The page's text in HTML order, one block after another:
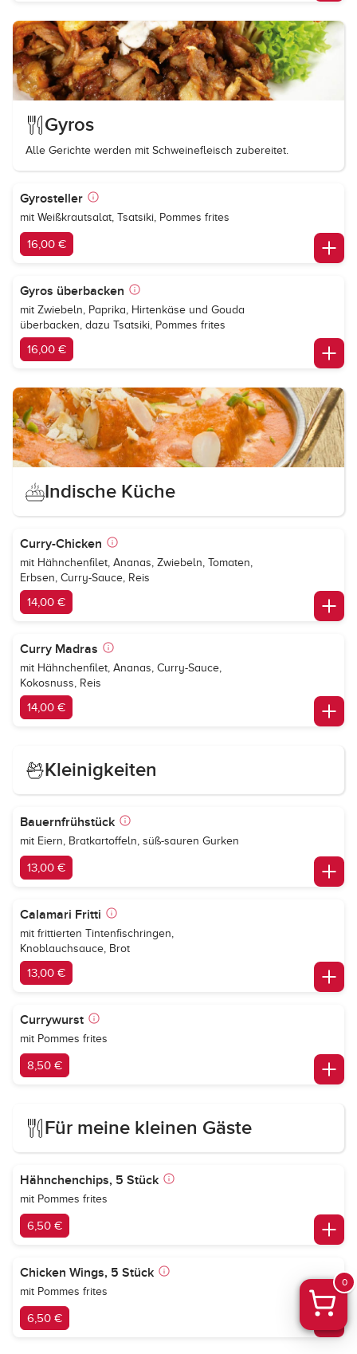
Gyros
Alle Gerichte werden mit Schweinefleisch zubereitet.
Gyrosteller
mit Weißkrautsalat, Tsatsiki, Pommes frites
16,00 €
Gyros überbacken
mit Zwiebeln, Paprika, Hirtenkäse und Gouda
überbacken, dazu Tsatsiki, Pommes frites
16,00 €
Indische Küche
Curry-Chicken
mit Hähnchenfilet, Ananas, Zwiebeln, Tomaten,
Erbsen, Curry-Sauce, Reis
14,00 €
Curry Madras
mit Hähnchenfilet, Ananas, Curry-Sauce,
Kokosnuss, Reis
14,00 €
Kleinigkeiten
Bauernfrühstück
mit Eiern, Bratkartoffeln, süß-sauren Gurken
13,00 €
Calamari Fritti
mit frittierten Tintenfischringen,
Knoblauchsauce, Brot
13,00 €
Currywurst
mit Pommes frites
8,50 €
Für meine kleinen Gäste
Hähnchenchips, 5 Stück
mit Pommes frites
6,50 €
Chicken Wings, 5 Stück
mit Pommes frites
6,50 €
0